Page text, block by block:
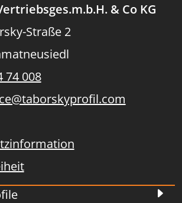
& Co KG
Straße 2
74 008